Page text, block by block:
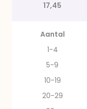
17,45
Aantal
1-4
5-9
10-19
20-29